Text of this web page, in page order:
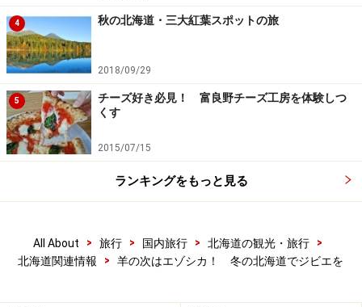
4 秋の北海道・三大紅葉スポットの旅
2018/09/29
5
チーズ好き必見！ 富良野チーズ工房を体験しつ
くす
2015/07/15
ランキングをもっと見る
All About > 旅行 > 国内旅行 > 北海道の観光・旅行
>
北海道関連情報
> 羊の次はエゾシカ！ 冬の北海道でジビエを